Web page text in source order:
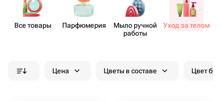
Все товары Парф​юмерия
Мыло ручной
работы
Уход за телом
Цена Цветы в составе Цвет